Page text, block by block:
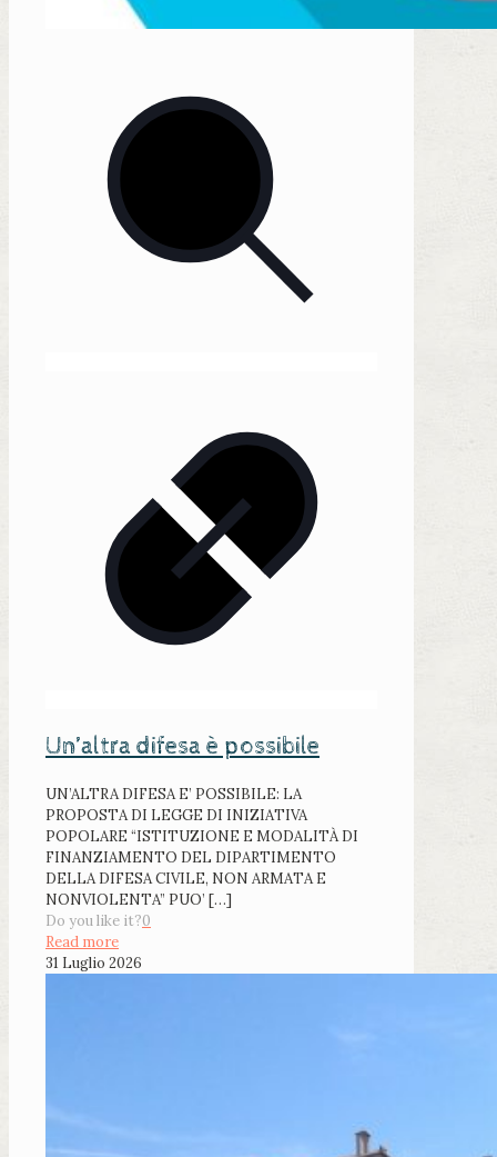
Un’altra difesa è possibile
UN’ALTRA DIFESA E’ POSSIBILE: LA
PROPOSTA DI LEGGE DI INIZIATIVA
POPOLARE “ISTITUZIONE E MODALITÀ DI
FINANZIAMENTO DEL DIPARTIMENTO
DELLA DIFESA CIVILE, NON ARMATA E
NONVIOLENTA” PUO’ […]
Do you like it?0
Read more
31 Luglio 2026